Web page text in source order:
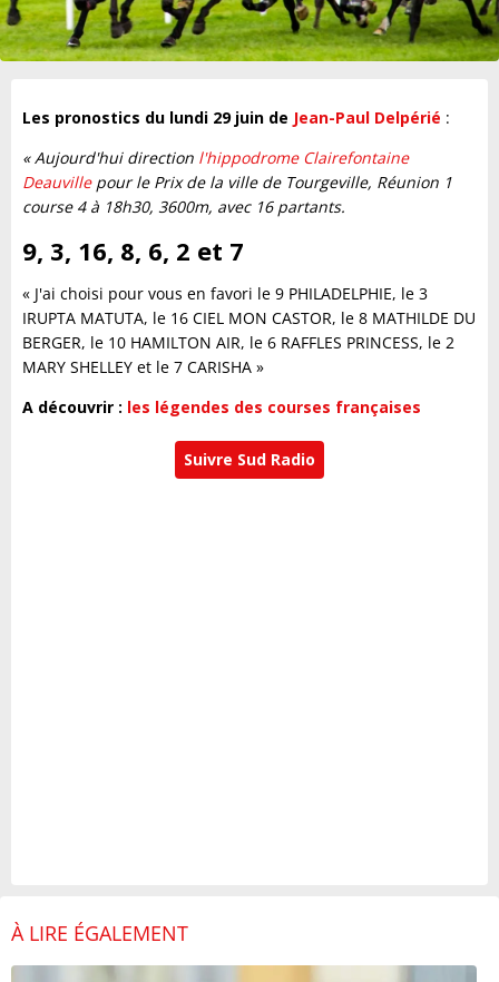
Les pronostics du lundi 29 juin de Jean-Paul Delpérié :
« Aujourd'hui direction l'hippodrome Clairefontaine
Deauvillepour le Prix de la ville de Tourgeville, Réunion 1
course 4 à 18h30, 3600m, avec 16 partants.
9, 3, 16, 8, 6, 2 et 7
« J'ai choisi pour vous en favori le 9 PHILADELPHIE, le 3
IRUPTA MATUTA, le 16 CIEL MON CASTOR, le 8 MATHILDE DU
BERGER, le 10 HAMILTON AIR, le 6 RAFFLES PRINCESS, le 2
MARY SHELLEY et le 7 CARISHA »
A découvrir : les légendes des courses françaises
Suivre Sud Radio
À LIRE ÉGALEMENT